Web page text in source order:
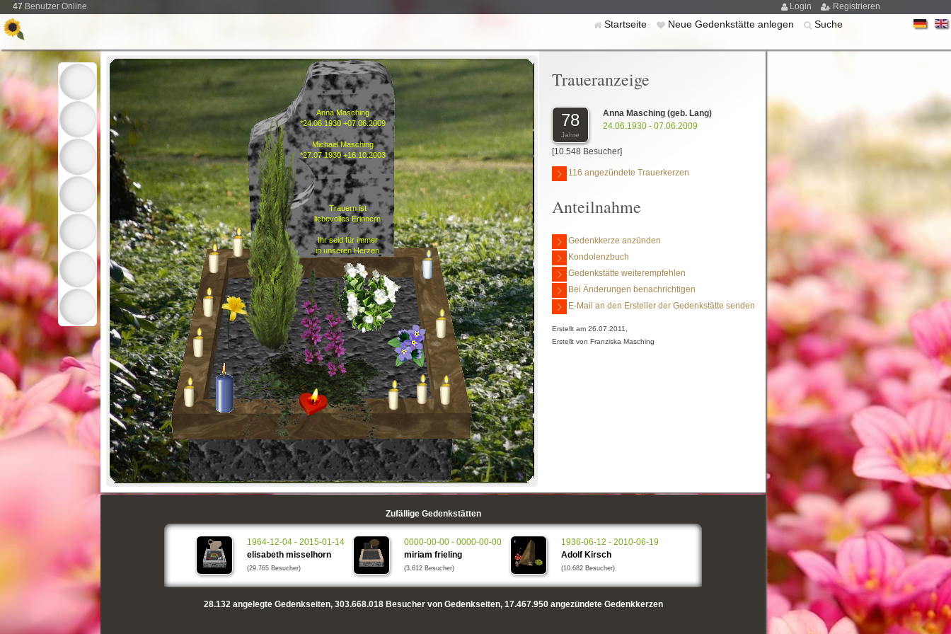
47 Benutzer Online Login Registrieren
Startseite Neue Gedenkstätte anlegen Suche
Anna Masching
*24.06.1930 +07.06.2009
Michael Masching
*27.07.1930 +16.10.2003
Trauern ist
liebevolles Erinnern
Ihr seid für immer
in unseren Herzen
Traueranzeige
78
Jahre
Anna Masching (geb. Lang)
24.06.1930 - 07.06.2009
[10.548 Besucher]
116 angezündete Trauerkerzen
Anteilnahme
Gedenkkerze anzünden
Kondolenzbuch
Gedenkstätte weiterempfehlen
Bei Änderungen benachrichtigen
E-Mail an den Ersteller der Gedenkstätte senden
Erstellt am 26.07.2011,
Erstellt von Franziska Masching
Zufällige Gedenkstätten
1964-12-04 - 2015-01-14
elisabeth misselhorn
(29.765 Besucher)
0000-00-00 - 0000-00-00
miriam frieling
(3.612 Besucher)
1936-06-12 - 2010-06-19
Adolf Kirsch
(10.682 Besucher)
28.132angelegte Gedenkseiten, 303.668.018Besucher von Gedenkseiten, 17.467.950angezündete Gedenkkerzen